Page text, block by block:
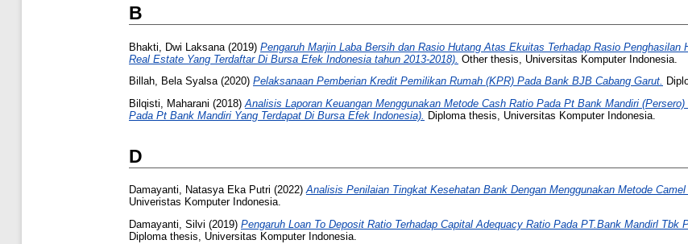
B
Bhakti, Dwi Laksana (2019) Pengaruh Marjin Laba Bersih dan Rasio Hutang Atas Ekuitas Terhadap Rasio
Real Estate Yang Terdaftar Di Bursa Efek Indonesia tahun 2013-2018). Other thesis, Universitas Komputer Indonesia.
Billah, Bela Syalsa(2020) Pelaksanaan Pemberian Kredit Pemilikan Rumah (KPR) Pada Bank BJB Cabang Garut.
Bilqisti, Maharani (2018)Analisis Laporan Keuangan Menggunakan Metode Cash Ratio Pada Pt Bank Mandiri
Pada Pt Bank Mandiri Yang Terdapat Di Bursa Efek Indonesia). Diploma thesis, Universitas Komputer Indonesia.
D
Damayanti, Natasya Eka Putri (2022)Analisis Penilaian Tingkat Kesehatan Bank Dengan Menggunakan Metode
Univeristas Komputer Indonesia.
Damayanti, Silvi (2019) Pengaruh Loan To Deposit Ratio Terhadap Capital Adequacy Ratio Pada PT.Bank Mandirl Tbk
Diploma thesis, Universitas Komputer Indonesia.